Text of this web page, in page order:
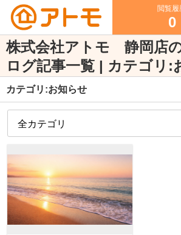
閲覧履
0
株式会社アトモ 静岡店
ログ記事一覧 | カテゴリ:
カテゴリ:お知らせ